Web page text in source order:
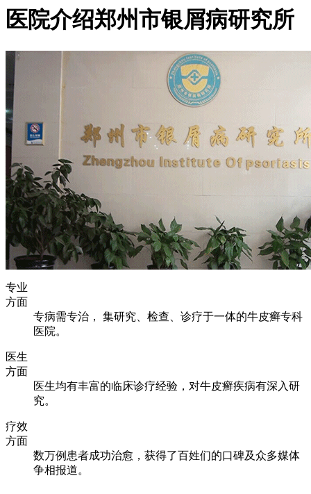
医院介绍郑州市银屑病研究所
专业
方面
专病需专治， 集研究、检查、诊疗于一体的牛皮癣专科
医院。
医生
方面
医生均有丰富的临床诊疗经验，对牛皮癣疾病有深入研
究。
疗效
方面
数万例患者成功治愈，获得了百姓们的口碑及众多媒体
争相报道。